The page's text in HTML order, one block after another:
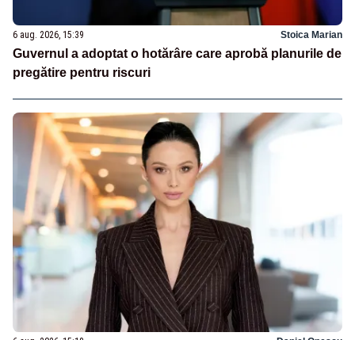
6 aug. 2026, 15:39 Stoica Marian
Guvernul a adoptat o hotărâre care aprobă planurile de
pregătire pentru riscuri